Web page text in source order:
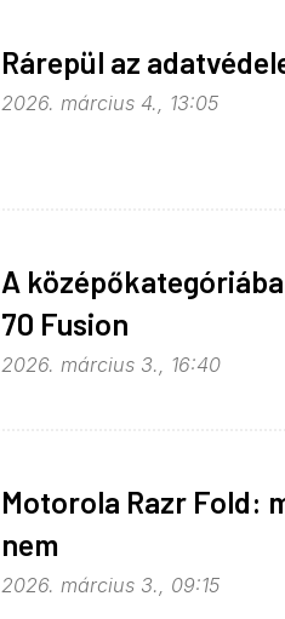
Rárepül az
2026. március 4., 13:05
A
70 Fusion
2026. március 3., 16:40
Motorola Razr Fold:
nem
2026. március 3., 09:15